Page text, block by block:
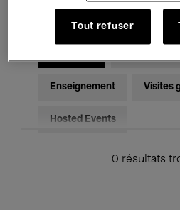
Enseignement Visites
Hosted Events
0 résultats
Tout refuser